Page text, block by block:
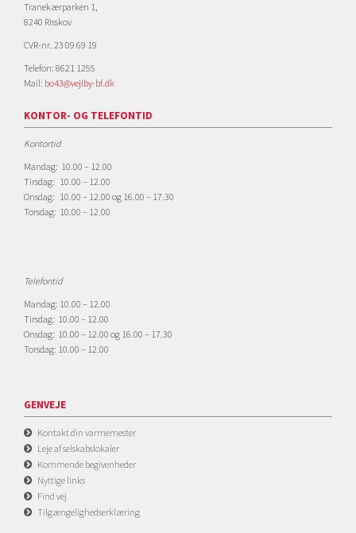
Tranekærparken 1,
8240 Risskov
CVR-nr. 23 09 69 19
Telefon: 8621 1255
Mail: bo43@vejlby-bf.dk
KONTOR- OG TELEFONTID
Kontortid
Mandag: 10.00 – 12.00
Tirsdag: 10.00 – 12.00
Onsdag: 10.00 – 12.00 og 16.00 – 17.30
Torsdag: 10.00 – 12.00
Telefontid
Mandag: 10.00 – 12.00
Tirsdag: 10.00 – 12.00
Onsdag: 10.00 – 12.00 og 16.00 – 17.30
Torsdag: 10.00 – 12.00
GENVEJE
Kontakt din varmemester
Leje af selskabslokaler
Kommende begivenheder
Nyttige links
Find vej
Tilgængelighedserklæring